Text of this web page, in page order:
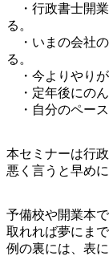
・行政書士開業
る。
・いまの会社の
る。
・今よりやりが
・定年後にのん
・自分のペース
本セミナーは行
悪く言うと早め
予備校や開業本
取れれば夢にま
例の裏には、表